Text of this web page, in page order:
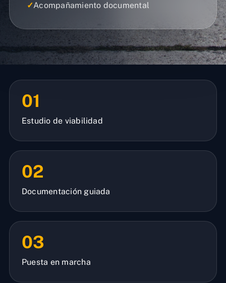
✓Acompañamiento documental
01
Estudio de viabilidad
02
Documentación guiada
03
Puesta en marcha